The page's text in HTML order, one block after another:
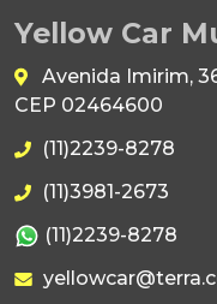
Yellow Car
Avenida Imirim,
CEP 02464600
(11)2239-8278
(11)3981-2673
(11)2239-8278